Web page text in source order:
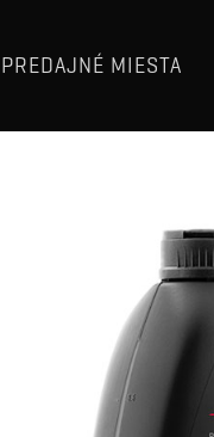
PREDAJNÉ MIESTA